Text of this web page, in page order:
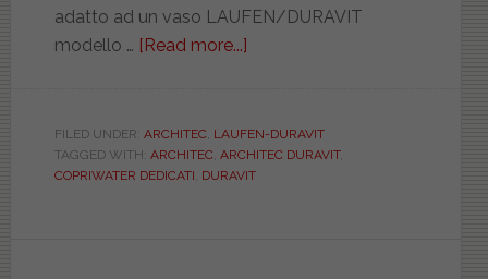
adatto ad un vaso LAUFEN/DURAVIT
modello … [Read more...]
BIANCO.
DEDICATO.
DUROPLAST.
FILED UNDER: ARCHITEC LAUFEN-DURAVIT
TAGGED WITH: ARCHITEC ARCHITEC DURAVIT,
COPRIWATER DEDICATI DURAVIT